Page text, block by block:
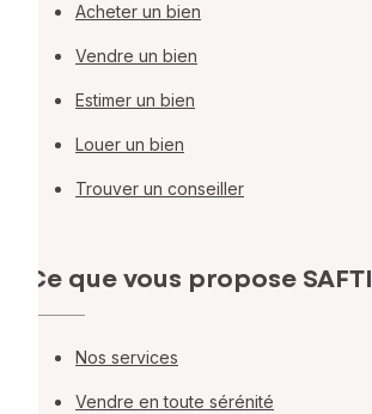
Acheter un bien
Vendre un bien
Estimer un bien
Louer un bien
Trouver un conseiller
Ce que vous propose SAFTI
Nos services
Vendre en toute sérénité